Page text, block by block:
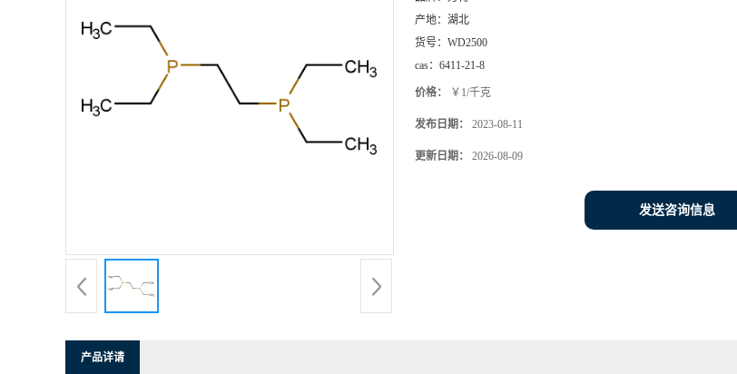
产地： 湖北
货号： WD2500
cas： 6411-21-8
价格： ￥1/千克
发布日期： 2023-08-11
更新日期： 2026-08-09
发送咨询信息
产品详请